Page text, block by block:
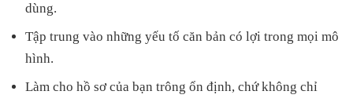
dùng.
Tập trung vào những yếu tố căn bản có lợi trong mọi mô
hình.
Làm cho hồ sơ của bạn trông ổn định, chứ không chỉ